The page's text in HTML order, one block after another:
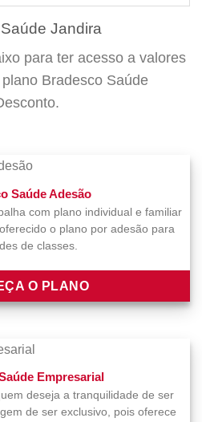
Jandira
para ter acesso a valores
Bradesco Saúde
Saúde Adesão
com plano individual e familiar
o plano por adesão para
de classes.
O PLANO
Empresarial
deseja a tranquilidade de ser
de ser exclusivo, pois oferece